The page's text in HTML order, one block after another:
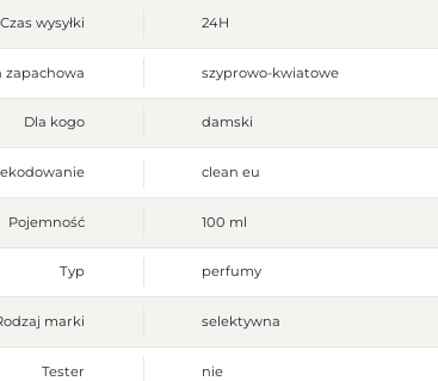
Czas wysyłki 24H
zapachowa szyprowo-kwiatowe
Dla kogo damski
clean eu
Pojemność 100 ml
Typ perfumy
marki selektywna
Tester nie